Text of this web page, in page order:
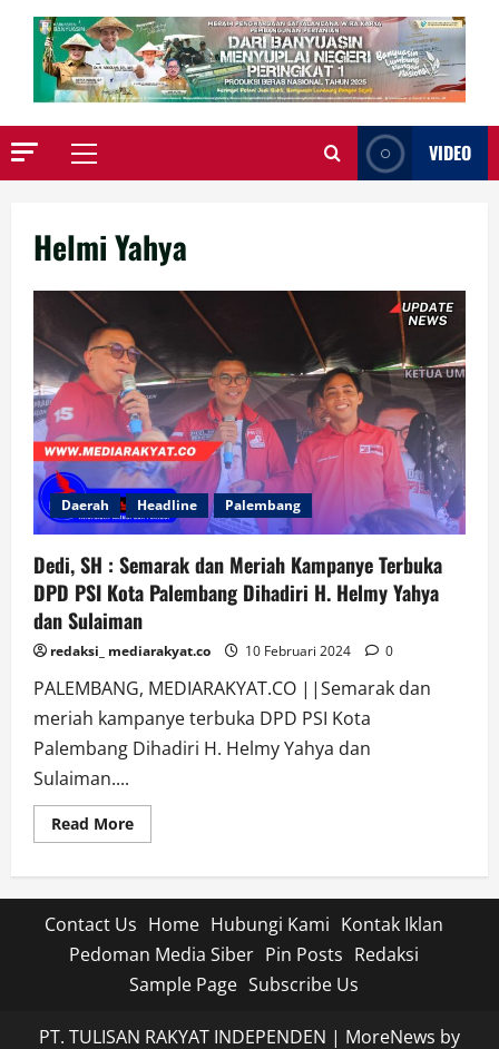
Primary
VIDEO
Helmi Yahya
Daerah Headline Palembang
Dedi, SH : Semarak dan Meriah Kampanye Terbuka
DPD PSI Kota Palembang Dihadiri H. Helmy Yahya
dan Sulaiman
redaksi_ mediarakyat.co 10 Februari 2024 0
PALEMBANG, MEDIARAKYAT.CO ||Semarak dan
meriah kampanye terbuka DPD PSI Kota
Palembang Dihadiri H. Helmy Yahya dan
Sulaiman....
Read MoreRead
more
:
Semarak
dan
Meriah
Kampanye
Terbuka
DPD
Palembang
Contact Us Home Hubungi Kami Kontak Iklan
Pedoman Media Siber Pin Posts Redaksi
Sample Page Subscribe Us
PT. TULISAN RAKYAT INDEPENDEN | MoreNews by